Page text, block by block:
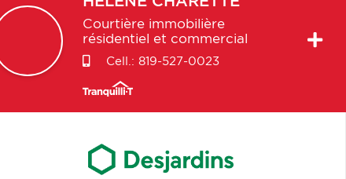
Courtière immobilière
résidentiel et commercial
Cell.: 819-527-0023